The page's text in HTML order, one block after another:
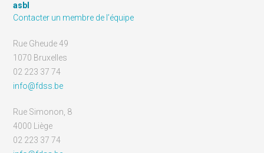
asbl
Contacter un membre de l’équipe
Rue Gheude 49
1070 Bruxelles
02 223 37 74
info@fdss.be
Rue Simonon, 8
4000 Liège
02 223 37 74